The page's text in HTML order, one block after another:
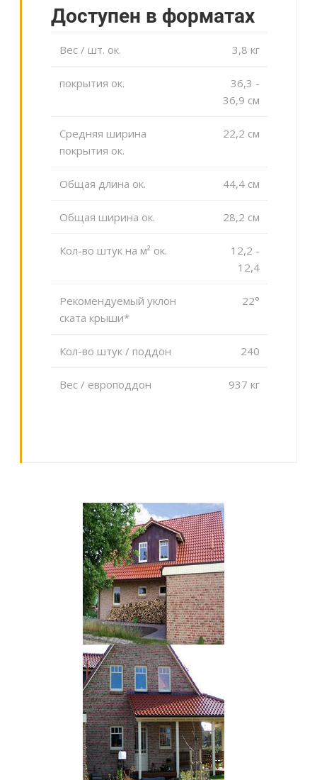
Доступен в форматах
Вес / шт. ок. 3,8 кг
покрытия ок.
36,3 -
36,9 cм
Средняя ширина
покрытия ок.
22,2 cм
Общая длина ок. 44,4 cм
Общая ширина ок. 28,2 cм
Кол-во штук на м² ок.
12,2 -
12,4
Рекомендуемый уклон
ската крыши*
22°
Кол-во штук / поддон 240
Вес / европоддон 937 кг